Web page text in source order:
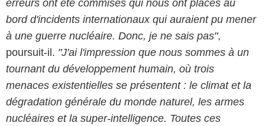
erreurs ont été commises qui nous ont placés au
bord d'incidents internationaux qui auraient pu mener
à une guerre nucléaire. Donc, je ne sais pas",
poursuit-il. "J'ai l'impression que nous sommes à un
tournant du développement humain, où trois
menaces existentielles se présentent : le climat et la
dégradation générale du monde naturel, les armes
nucléaires et la super-intelligence. Toutes ces